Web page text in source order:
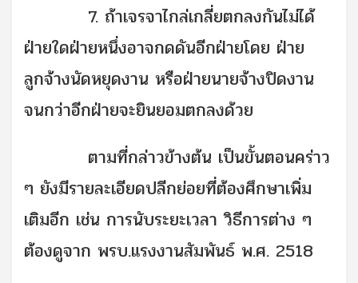
7. ถ้าเจรจาไกล่เกลี่ยตกลงกันไม่ได้
ฝ่ายใดฝ่ายหนึ่งอาจกดดันอีกฝ่ายโดย ฝ่าย
ลูกจ้างนัดหยุดงาน หรือฝ่ายนายจ้างปิดงาน
จนกว่าอีกฝ่ายจะยินยอมตกลงด้วย
ตามที่กล่าวข้างต้น เป็นขั้นตอนคร่าว
ๆ ยังมีรายละเอียดปลีกย่อยที่ต้องศึกษาเพิ่ม
เติมอีก เช่น การนับระยะเวลา วิธีการต่าง ๆ
ต้องดูจาก พรบ.แรงงานสัมพันธ์ พ.ศ. 2518